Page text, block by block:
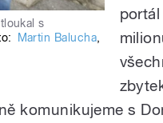
s
Martin Balucha,
komunikujeme s